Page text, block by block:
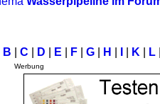
B C D E F G H K L
Werbung